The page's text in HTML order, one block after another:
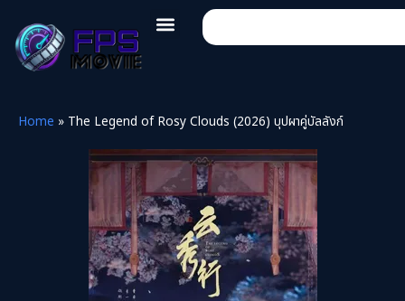
Home » The Legend of Rosy Clouds (2026) บุปผาคู่บัลลังก์